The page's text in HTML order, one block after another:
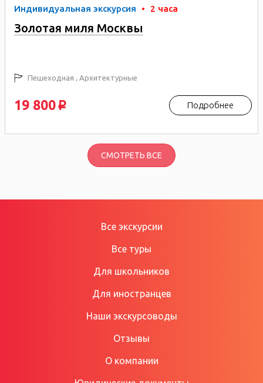
Индивидуальная экскурсия • 2 часа
Золотая миля Москвы
Пешеходная , Архитектурные
19 800 p Подробнее
СМОТРЕТЬ ВСЕ
Все экскурсии
Все туры
Для школьников
Для иностранцев
Наши экскурсоводы
Отзывы
О компании